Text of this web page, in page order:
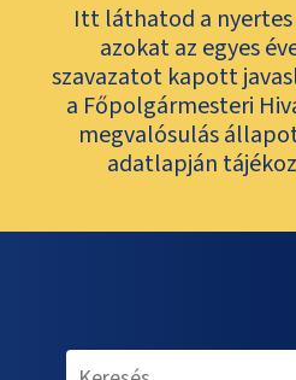
Itt láthatod a
azokat az egyes
szavazatot kapott
a Főpolgármesteri
megvalósulás
adatlapján